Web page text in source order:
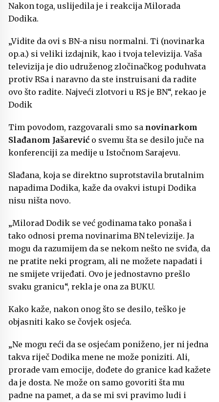
Nakon toga, uslijedila je i reakcija Milorada
Dodika.
„Vidite da ovi s BN-a nisu normalni. Ti (novinarka
op.a.) si veliki izdajnik, kao i tvoja televizija. Vaša
televizija je dio udruženog zločinačkog poduhvata
protiv RSa i naravno da ste instruisani da radite
ovo što radite. Najveći zlotvori u RS je BN“, rekao je
Dodik
Tim povodom, razgovarali smo sa novinarkom
Slađanom Jašarević o svemu šta se desilo juče na
konferenciji za medije u Istočnom Sarajevu.
Slađana, koja se direktno suprotstavila brutalnim
napadima Dodika, kaže da ovakvi istupi Dodika
nisu ništa novo.
„Milorad Dodik se već godinama tako ponaša i
tako odnosi prema novinarima BN televizije. Ja
mogu da razumijem da se nekom nešto ne sviđa, da
ne pratite neki program, ali ne možete napadati i
ne smijete vrijeđati. Ovo je jednostavno prešlo
svaku granicu“, rekla je ona za BUKU.
Kako kaže, nakon onog što se desilo, teško je
objasniti kako se čovjek osjeća.
„Ne mogu reći da se osjećam poniženo, jer ni jedna
takva riječ Dodika mene ne može poniziti. Ali,
prorade vam emocije, dođete do granice kad kažete
da je dosta. Ne može on samo govoriti šta mu
padne na pamet, a da se mi svi pravimo ludi i